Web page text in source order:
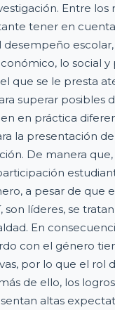
Entre los
tener en
lo social y
que se le presta
superar posibles
en práctica
la presentación
De manera
a pesar de que
son líderes, se
En
con el género
por lo que el rol
de ello, los
altas